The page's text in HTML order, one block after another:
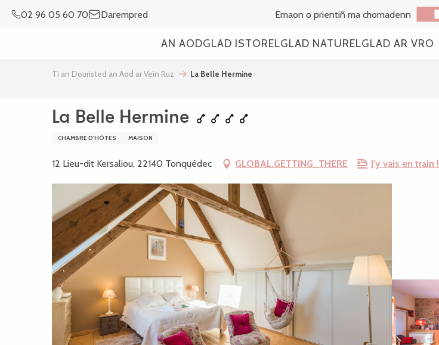
02 96 05 60 70 Darempred Emaon o prientiñ ma chomadenn
AN AODGLAD ISTORELGLAD NATURELGLAD AR VRO
Ti an Douristed an Aod ar Vein Ruz La Belle Hermine
La Belle Hermine
CHAMBRE D'HÔTES MAISON
12 Lieu-dit Kersaliou, 22140 Tonquédec GLOBAL.GETTING_THERE J'y vais en train !